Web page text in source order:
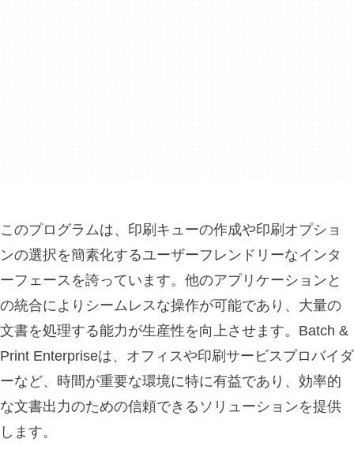
このプログラムは、印刷キューの作成や印刷オプショ
ンの選択を簡素化するユーザーフレンドリーなインタ
ーフェースを誇っています。他のアプリケーションと
の統合によりシームレスな操作が可能であり、大量の
文書を処理する能力が生産性を向上させます。Batch &
Print Enterpriseは、オフィスや印刷サービスプロバイダ
ーなど、時間が重要な環境に特に有益であり、効率的
な文書出力のための信頼できるソリューションを提供
します。